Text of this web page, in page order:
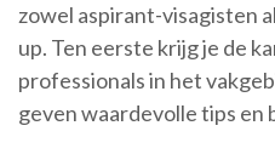
zowel aspirant-visagisten
up. Ten eerste krijg je de
professionals in het
geven waardevolle tips en